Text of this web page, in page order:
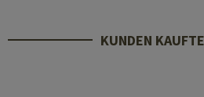
KUNDEN